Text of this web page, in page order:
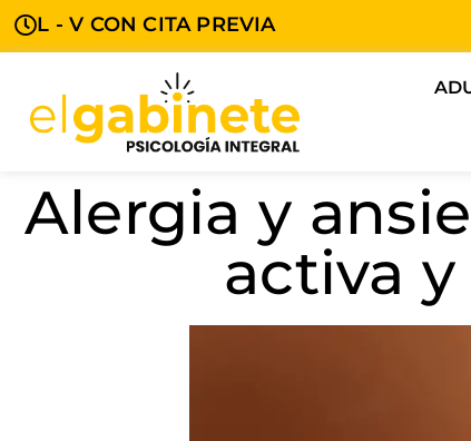
L - V CON CITA PREVIA
Alergia y
activa